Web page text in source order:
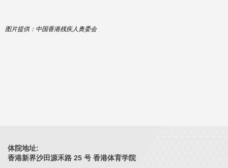
图片提供：中国香港残疾人奥委会
体院地址:
香港新界沙田源禾路 25 号 香港体育学院